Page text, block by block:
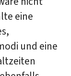
eine
und eine